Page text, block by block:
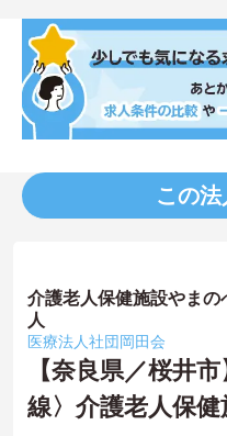
この
介護老人保健施設やま
人
医療法人社団岡田会
【奈良県／桜井
線〉介護老人保健